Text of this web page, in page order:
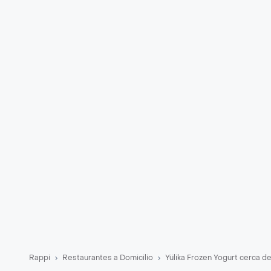
Rappi Restaurantes a Domicilio Yülika Frozen Yogurt cerca